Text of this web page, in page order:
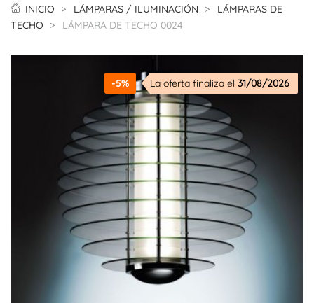
INICIO LÁMPARAS / ILUMINACIÓN
LÁMPARAS DE
TECHO
LÁMPARA DE TECHO 0024
-5% La oferta finaliza el 31/08/2026